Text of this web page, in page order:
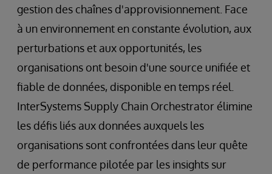
gestion des chaînes d'approvisionnement. Face
à un environnement en constante évolution, aux
perturbations et aux opportunités, les
organisations ont besoin d'une source unifiée et
fiable de données, disponible en temps réel.
InterSystems Supply Chain Orchestrator élimine
les défis liés aux données auxquels les
organisations sont confrontées dans leur quête
de performance pilotée par les insights sur